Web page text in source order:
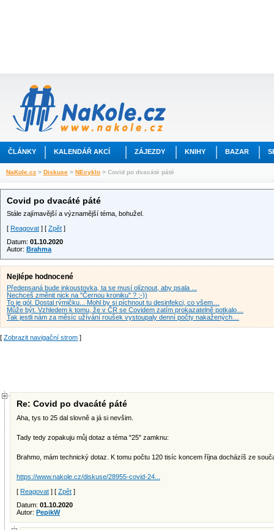
ČLÁNKY KALENDÁŘ AKCÍ ZÁJEZDY KNIHY BAZAR
NaKole.cz > Diskuse > NEcyklo > Covid po dvacáté páté
Covid po dvacáté páté
Stále zajímavější a významější téma, bohužel.
[ Reagovat ] [ Zpět ]
Datum: 01.10.2020
Autor: Brahma
Nejlépe hodnocené
Předepsaná bude inkoustovka, ta se musí olíznout, aby psala ...
Nechceš změnit nick na "Černou kroniku" ? ;-))
To je gól. Dostal rýmičku... Mohl by si píchnout tu desinfekci, co všem…
Může být. Vzhledem k tomu, že v ČR se Covidem zatím prokazatelně potkalo…
Tak jestli nám za měsíc užívání roušek vystoupaly denní počty nakažených…
[ Zobrazit navigační strom ]
Re: Covid po dvacáté páté
Aha, tys to 25 dal slovně a já si nevšim.
Tady tedy zopakuju můj dotaz a téma "25" zamknu:
Brahmo, mám technický dotaz. K tomu počtu 120 tisíc koncem října docházíš ze
https://www.nakole.cz/diskuse/28955-covid-24...
[ Reagovat ] [ Zpět ]
Datum: 01.10.2020
Autor: PepikW